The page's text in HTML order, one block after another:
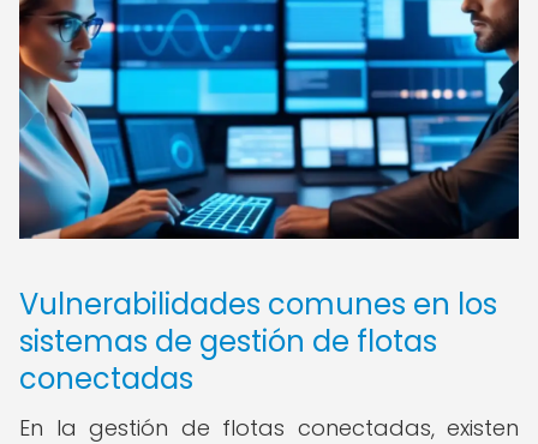
Vulnerabilidades comunes en los
sistemas de gestión de flotas
conectadas
En la gestión de flotas conectadas, existen